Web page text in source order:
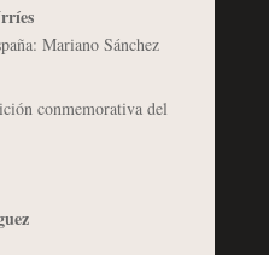
Mariano Sánchez
conmemorativa del